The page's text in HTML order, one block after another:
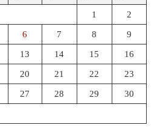
1 2
6 7 8 9
13 14 15 16
20 21 22 23
27 28 29 30